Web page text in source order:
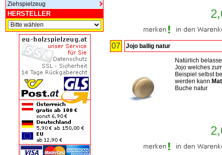
Ziehspielzeug
HERSTELLER
07 Jojo ballig natur
Natürlich
Jojo welches
Beispiel selbst
werden kann.
Buche natur